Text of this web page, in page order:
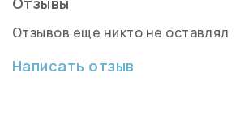
Отзывов еще никто не оставлял
Написать отзыв